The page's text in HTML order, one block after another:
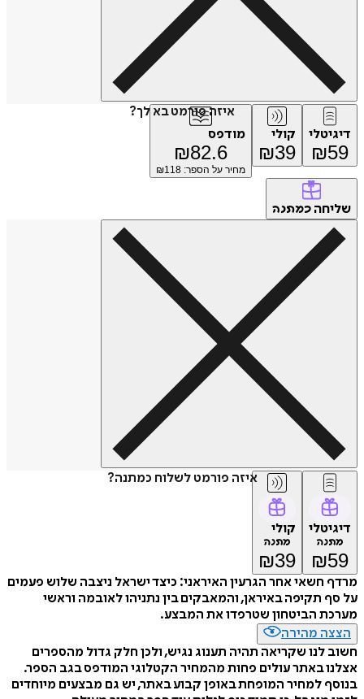
איזה פורמט בא לך?
₪
קולי
₪ 39
מודפס
₪82.6
מחיר על הספר: ₪118
כמתנה
איזה פורמט לשלוח כמתנה?
₪
קולי
מתנה
₪ 39
חשאי אחר הגרעין האיראני: כיצד ישראל ניצבה שלוש פעמים
תקיפה באיראן, והמאבקים בין נתניהו לאובמה וראשי
הביטחון שטרפדו את המבצע.
מהירה
לנו שקריאה תהיה תענוג נגיש, ולכן חלק גדול מהספרים
באתר עולים פחות מהמחיר הקטלוגי המודפס בגב הספר.
למחיר המופחת באופן קבוע באתר, יש גם מבצעים מיוחדים